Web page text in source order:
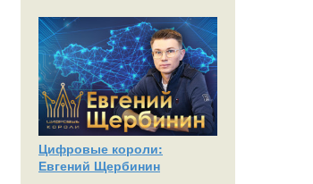
Цифровые короли:
Евгений Щербинин